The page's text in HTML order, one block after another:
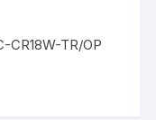
CR18W-TR/OP